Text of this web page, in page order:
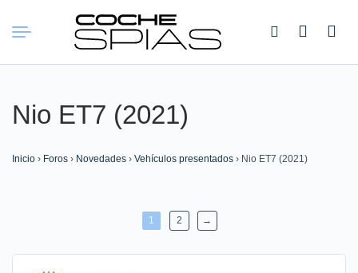
Buscar:
Nio ET7 (2021)
Inicio › Foros › Novedades › Vehículos presentados › Nio ET7 (2021)
1 2 →